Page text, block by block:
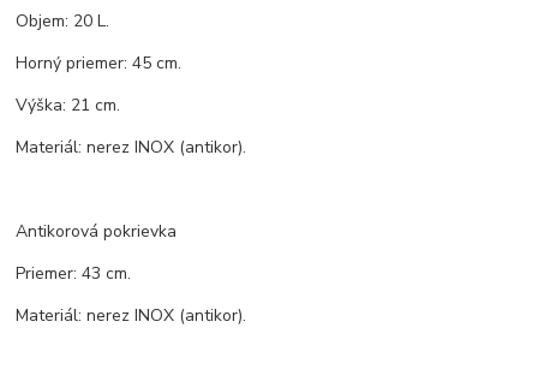
Objem: 20 L.
Horný priemer: 45 cm.
Výška: 21 cm.
Materiál: nerez INOX (antikor).
Antikorová pokrievka
Priemer: 43 cm.
Materiál: nerez INOX (antikor).